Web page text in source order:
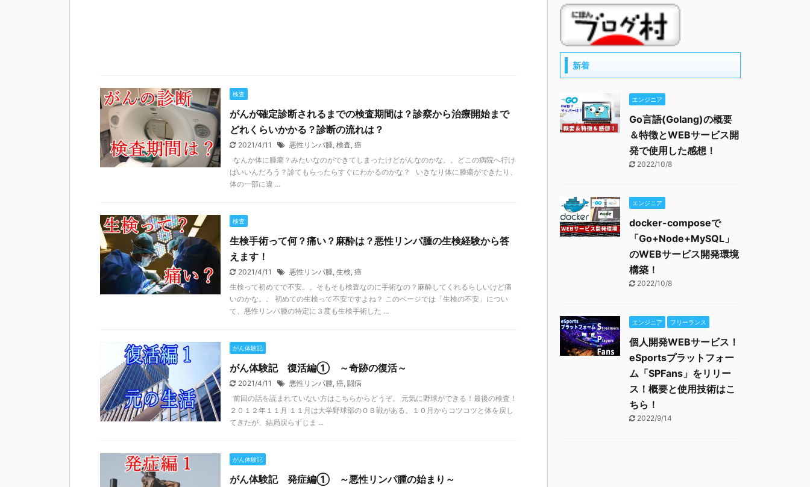
検査
がんが確定診断されるまでの検査期間は？診察から治療開始まで
どれくらいかかる？診断の流れは？
2021/4/11 悪性リンパ腫, 検査, 癌
なんか体に腫瘍？みたいなのができてしまったけどがんなのかな。。どこの病院へ行け
ばいいんだろう？診てもらったらすぐにわかるのかな？ いきなり体に腫瘍ができたり、
体の一部に違 ...
検査
生検手術って何？痛い？麻酔は？悪性リンパ腫の生検経験から答
えます！
2021/4/11 悪性リンパ腫, 生検, 癌
生検って初めてで不安。。そもそも検査なのに手術なの？麻酔してくれるらしいけど痛
いのかな。。 初めての生検って不安ですよね？ このページでは「生検の不安」につい
て、悪性リンパ腫の特定に３度も生検手術した ...
がん体験記
がん体験記 復活編① ～奇跡の復活～
2021/4/11 悪性リンパ腫, 癌, 闘病
前回の話を読まれていない方はこちらからどうぞ。 元気に野球ができる！最後の検査！
２０１２年１１月 １１月は大学野球部のＯＢ戦がある。１０月からコツコツと体を戻し
てきたが、結局戻らずじま ...
がん体験記
がん体験記 発症編① ～悪性リンパ腫の始まり～
新着
エンジニア
Go言語(Golang)の概要
＆特徴とWEBサービス開
発で使用した感想！
2022/10/8
エンジニア
docker-composeで
「Go+Node+MySQL」
のWEBサービス開発環境
構築！
2022/10/8
エンジニア フリーランス
個人開発WEBサービス！
eSportsプラットフォー
ム「SPFans」をリリー
ス！概要と使用技術はこ
ちら！
2022/9/14